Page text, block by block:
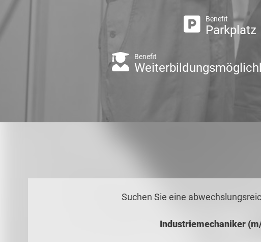
Benefit
Parkplatz
Benefit
Suchen Sie eine
Industriemechaniker